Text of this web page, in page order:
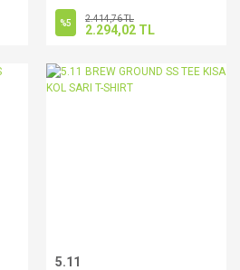
%5 2.414,76 TL
2.294,02 TL
5.11